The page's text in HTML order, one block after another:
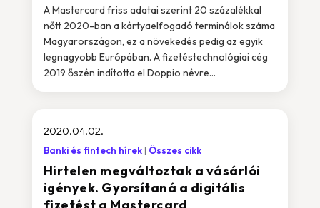
A Mastercard friss adatai szerint 20 százalékkal
nőtt 2020-ban a kártyaelfogadó terminálok száma
Magyarországon, ez a növekedés pedig az egyik
legnagyobb Európában. A fizetéstechnológiai cég
2019 őszén indította el Doppio névre...
Hirtelen megváltoztak a vásárlói
igények. Gyorsítaná a digitális
2020.04.02.
Banki és fintech hírek Összes cikk